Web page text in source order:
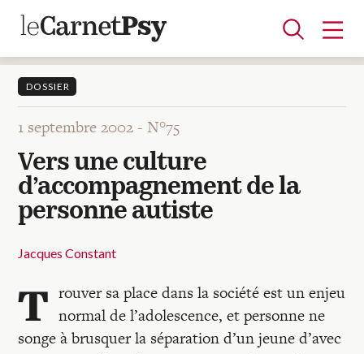
Articles
A la une
Adolescence
Dispositif
Enfance
Périnatalité
Psychanalyse
Psychopathologie
Soin
Dossiers
Auteurs
Blocs-notes
DOSSIER
1 septembre 2002 -N°75
Vers une culture
d’accompagnement de la
personne autiste
Jacques Constant
T rouver sa place dans la société est un enjeu
normal de l’adolescence, et personne ne
songe à brusquer la séparation d’un jeune d’avec